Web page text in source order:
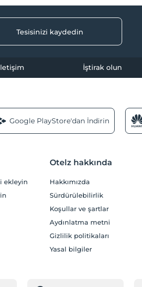
Tesisinizi kaydedin
İştirak olun
Google PlayStore'dan İndirin
ekleyin
Otelz hakkında
Hakkımızda
Sürdürülebilirlik
Koşullar ve şartlar
Aydınlatma metni
Gizlilik politikaları
Yasal bilgiler